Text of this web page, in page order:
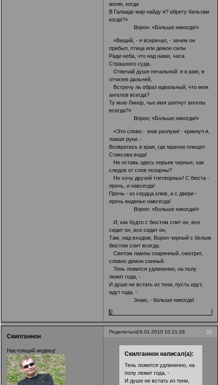
молю, когда
В Галааде мир найду я? обрету бальзам
когда?»
Ворон: «Больше никогда!»
«Вещий, - я вскричал, - зачем он
прибыл, птица или демон силы
Ради неба, что над нами, часа
Страшного суда,
Отвечай душе печальной: я в раю, в
отчизне дальней,
Встречу ль образ идеальный, что меж
ангелов всегда?
Ту мою Линор, чье имя шепчут ангелы
всегда?»
Ворон; «Больше никогда!»
«Это слово - знак разлуки! - крикнул я,
ломая руки. -
Возвратись в края, где мрачно плещет
Стиксова вода!
Не оставь здесь перьев черных, как
следов от слов позорны?
Не хочу друзей тлетворных! С бюста -
прочь, и навсегда!
Прочь - из сердца клюв, и с двери -
прочь виденье навсегда!
Ворон: «Больше никогда!»
И, как будто с бюстом слит он, все
сидит он, все сидит он,
Там, над входом, Ворон черный с белым
бюстом слит всегда.
Светом лампы озаренный, смотрит,
словно демон сонный.
Тень ложится удлиненно, на полу
лежит года, -
И душе не встать из тени, пусть идут,
идут года, -
Знаю, - больше никогда!
0
Поделиться 54
29.01.2010 10:21:29
Скилганнон
Настоящий индеец! Скилганнон написал(а):
Тень ложится удлиненно, на
полу лежит года, -
И душе не встать из тени,